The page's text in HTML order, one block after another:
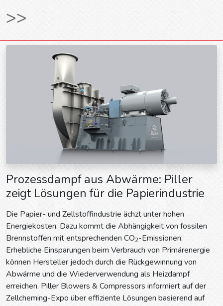
>>
Prozessdampf aus Abwärme: Piller
zeigt Lösungen für die Papierindustrie
Die Papier- und Zellstoffindustrie ächzt unter hohen
Energiekosten. Dazu kommt die Abhängigkeit von fossilen
Brennstoffen mit entsprechenden CO2-Emissionen.
Erhebliche Einsparungen beim Verbrauch von Primärenergie
können Hersteller jedoch durch die Rückgewinnung von
Abwärme und die Wiederverwendung als Heizdampf
erreichen. Piller Blowers & Compressors informiert auf der
Zellcheming-Expo über effiziente Lösungen basierend auf